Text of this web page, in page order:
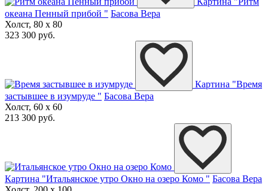
океана Пенный прибой " Басова Вера
Холст, 80 x 80
323 300 руб.
Картина "Время
застывшее в изумруде " Басова Вера
Холст, 60 x 60
213 300 руб.
Картина "Итальянское утро Окно на озеро Комо " Басова Вера